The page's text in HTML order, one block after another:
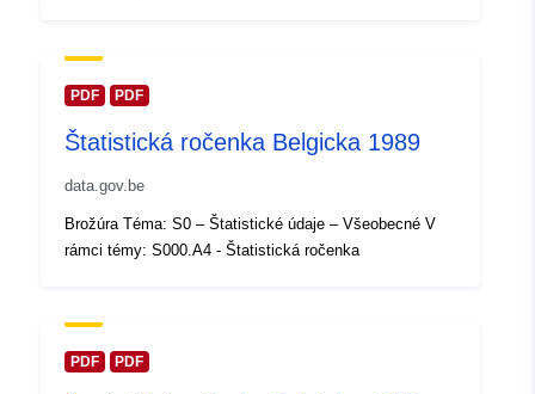
pokrytie:
6.41, 51.51 ], [ 6.41, 49.49 ], [
uriRef:
PDF PDF
Štatistická ročenka Belgicka 1989
data.gov.be
Brožúra Téma: S0 – Štatistické údaje – Všeobecné V
rámci témy: S000.A4 - Štatistická ročenka
PDF PDF